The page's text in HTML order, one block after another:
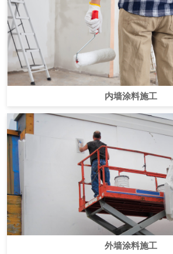
内墙涂料施工
外墙涂料施工